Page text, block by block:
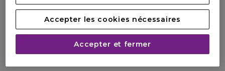
Accepter les cookies nécessaires
Accepter et fermer